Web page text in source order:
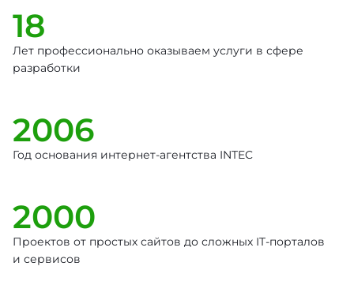
18
Лет профессионально оказываем услуги в сфере
разработки
2006
Год основания интернет-агентства INTEC
2000
Проектов от простых сайтов до сложных IT-порталов
и сервисов